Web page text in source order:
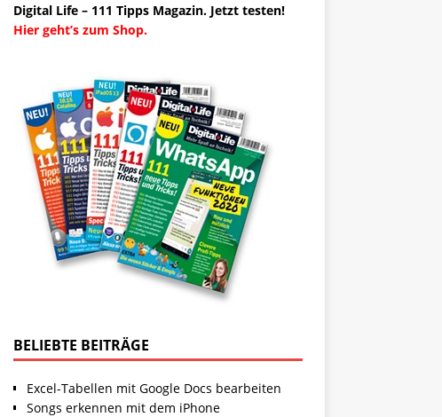
Digital Life – 111 Tipps Magazin. Jetzt testen!
Hier geht’s zum Shop.
BELIEBTE BEITRÄGE
Excel-Tabellen mit Google Docs bearbeiten
Songs erkennen mit dem iPhone